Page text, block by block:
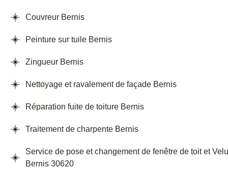
Couvreur Bernis
Peinture sur tuile Bernis
Zingueur Bernis
Nettoyage et ravalement de façade Bernis
Réparation fuite de toiture Bernis
Traitement de charpente Bernis
Service de pose et changement de fenêtre de toit et
Bernis 30620